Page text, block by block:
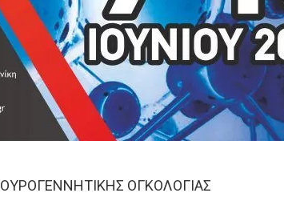
ΟΥΡΟΓΕΝΝΗΤΙΚΗΣ ΟΓΚΟΛΟΓΙΑΣ